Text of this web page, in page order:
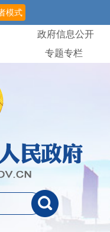
模式
政府信息公开
专题专栏